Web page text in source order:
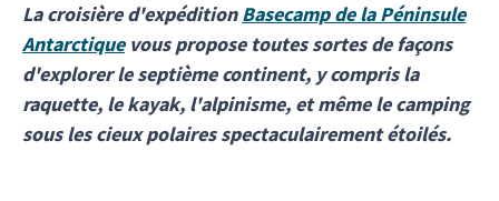
La croisière d'expéditionBasecamp de la Péninsule
Antarctiquevous propose toutes sortes de façons
d'explorer le septième continent, y compris la
raquette, le kayak, l'alpinisme, et même le camping
sous les cieux polaires spectaculairement étoilés.